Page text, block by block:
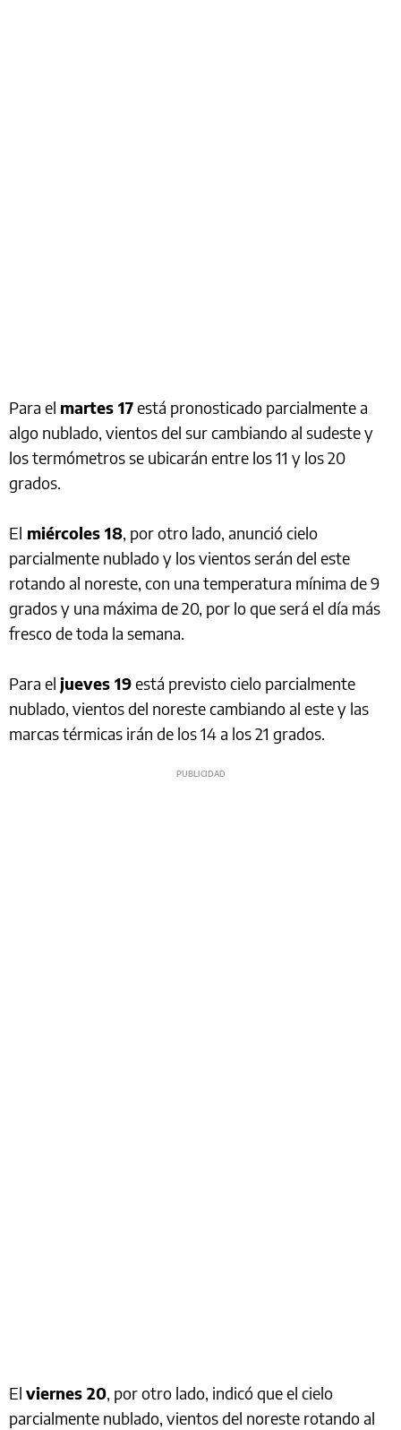
Para el martes 17está pronosticado parcialmente a
algo nublado, vientos del sur cambiando al sudeste y
los termómetros se ubicarán entre los 11 y los 20
grados.
El miércoles 18, por otro lado, anunció cielo
parcialmente nublado y los vientos serán del este
rotando al noreste, con una temperatura mínima de 9
grados y una máxima de 20, por lo que será el día más
fresco de toda la semana.
Para el jueves 19está previsto cielo parcialmente
nublado, vientos del noreste cambiando al este y las
marcas térmicas irán de los 14 a los 21 grados.
El viernes 20, por otro lado, indicó que el cielo
parcialmente nublado, vientos del noreste rotando al